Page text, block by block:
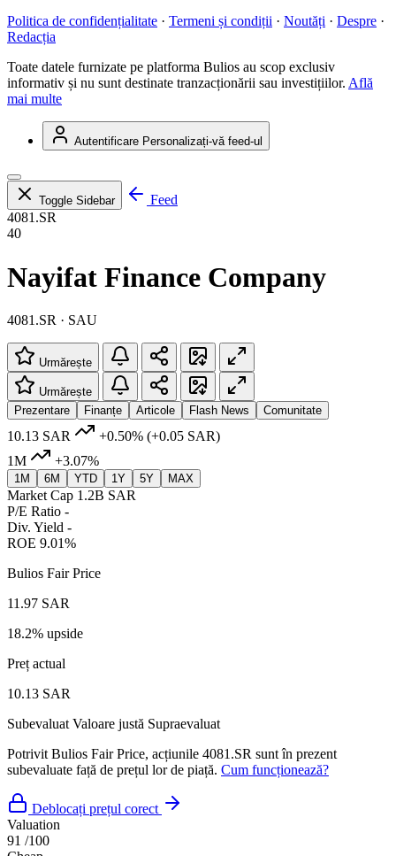
Politica de confidențialitate · Termeni și condiții · Noutăți · Despre ·
Redacția
Toate datele furnizate pe platforma Bulios au scop exclusiv
informativ și nu sunt destinate tranzacționării sau investițiilor. Află
mai multe
Autentificare Personalizați-vă feed-ul
Toggle Sidebar
Feed
4081.SR
40
Nayifat Finance Company
4081.SR · SAU
Urmărește
Urmărește
Prezentare
Finanțe Articole Flash News Comunitate
10.13 SAR +0.50% (+0.05 SAR)
1M
+3.07%
1M 6M YTD 1Y 5Y MAX
Market Cap 1.2B SAR
P/E Ratio -
Div. Yield -
ROE 9.01%
Bulios Fair Price
11.97 SAR
18.2% upside
Preț actual
10.13 SAR
Subevaluat Valoare justă Supraevaluat
Potrivit Bulios Fair Price, acțiunile 4081.SR sunt în prezent
subevaluate față de prețul lor de piață. Cum funcționează?
Deblocați prețul corect
Valuation
91 /100